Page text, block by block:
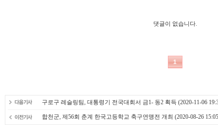
구로구 레슬링팀, 대통령기 전국대회서 금1- 동2 획득 (2020-11-06
합천군, 제56회 춘계 한국고등학교 축구연맹전 개최 (2020-08-26